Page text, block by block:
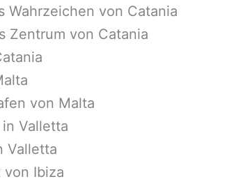
Wahrzeichen von Catania
Zentrum von Catania
von Malta
Valletta
Valletta
Ibiza